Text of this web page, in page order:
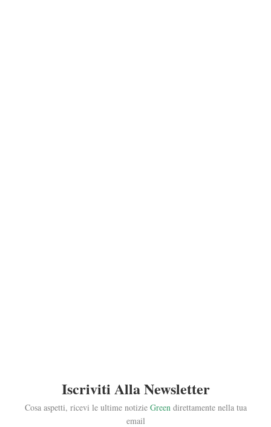
Iscriviti Alla Newsletter
Cosa aspetti, ricevi le ultime notizie Green direttamente nella tua
email